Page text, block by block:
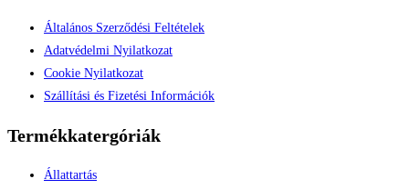
Általános Szerződési Feltételek
Adatvédelmi Nyilatkozat
Cookie Nyilatkozat
Szállítási és Fizetési Információk
Termékkatergóriák
Állattartás